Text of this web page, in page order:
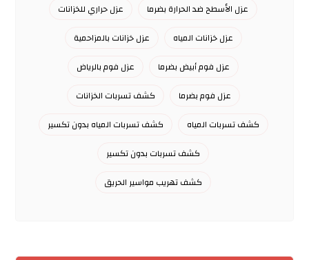
عزل الأسطح ضد الحرارة بضرما
عزل حراري للخزانات
عزل خزانات المياه
عزل خزانات بالمزاحمية
عزل فوم أبيض بضرما
عزل فوم بالرياض
عزل فوم بضرما
كشف تسربات الخزانات
كشف تسربات المياه
كشف تسربات المياه بدون تكسير
كشف تسربات بدون تكسير
كشف تهريب مواسير الحريق